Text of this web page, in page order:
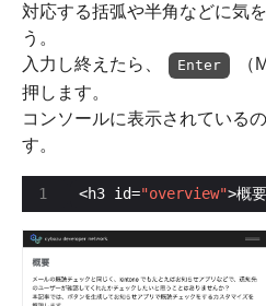
対応する括弧や半角などに気
う。
入力し終えたら、
Enter （
押します。
コンソールに表示されている
す。
<h3 id="overview">概